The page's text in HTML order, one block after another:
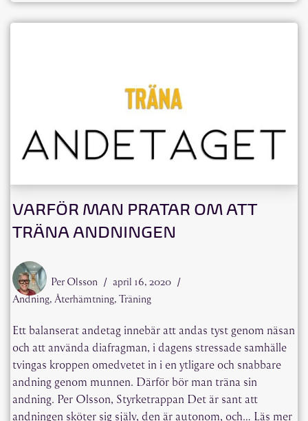
VARFÖR MAN PRATAR OM ATT
TRÄNA ANDNINGEN
Per Olsson
april 16, 2020
Andning, Återhämtning, Träning
Ett balanserat andetag innebär att andas tyst genom näsan
och att använda diafragman, i dagens stressade samhälle
tvingas kroppen omedvetet in i en ytligare och snabbare
andning genom munnen. Därför bör man träna sin
andning. Per Olsson, Styrketrappan Det är sant att
andningen sköter sig själv, den är autonom, och… Läs mer